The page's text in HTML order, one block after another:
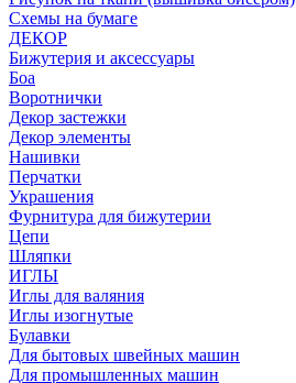
Схемы на бумаге
ДЕКОР
Бижутерия и аксессуары
Боа
Воротнички
Декор застежки
Декор элементы
Нашивки
Перчатки
Украшения
Фурнитура для бижутерии
Цепи
Шляпки
ИГЛЫ
Иглы для валяния
Иглы изогнутые
Булавки
Для бытовых швейных машин
Для промышленных машин